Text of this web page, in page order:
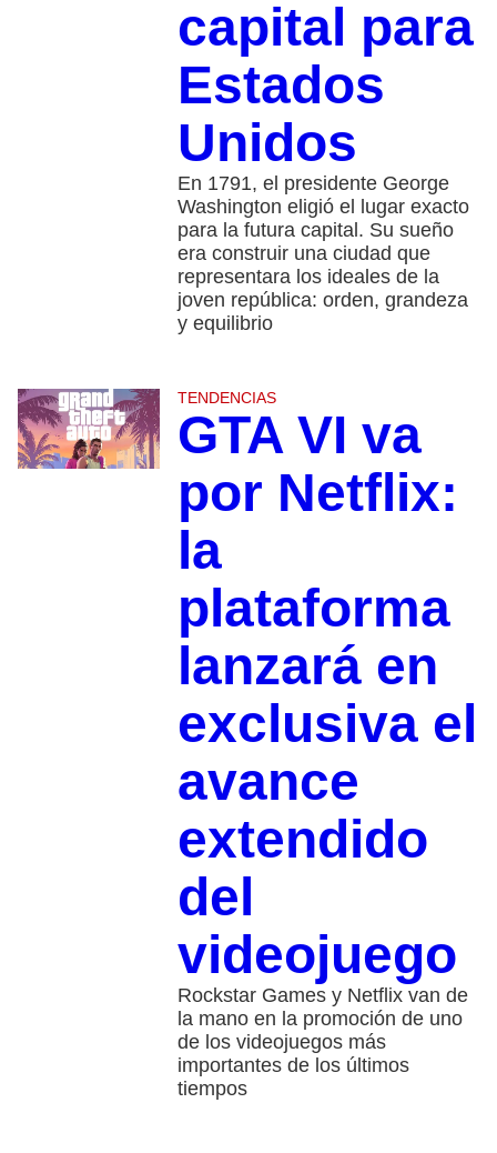
capital para
Estados
Unidos
En 1791, el presidente George
Washington eligió el lugar exacto
para la futura capital. Su sueño
era construir una ciudad que
representara los ideales de la
joven república: orden, grandeza
y equilibrio
TENDENCIAS
GTA VI va
por Netflix:
la
plataforma
lanzará en
exclusiva el
avance
extendido
del
videojuego
Rockstar Games y Netflix van de
la mano en la promoción de uno
de los videojuegos más
importantes de los últimos
tiempos